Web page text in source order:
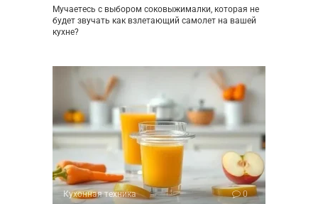
Мучаетесь с выбором соковыжималки, которая не
будет звучать как взлетающий самолет на вашей
кухне?
Кухонная техника 0